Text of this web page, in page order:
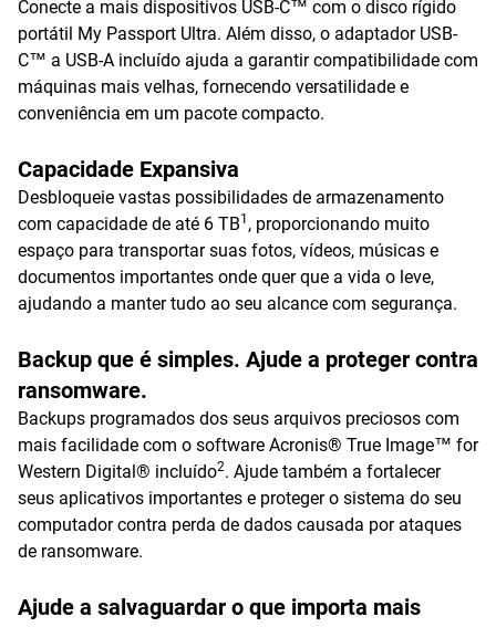
Conecte a mais dispositivos USB-C™ com o disco rígido
portátil My Passport Ultra. Além disso, o adaptador USB-
C™ a USB-A incluído ajuda a garantir compatibilidade com
máquinas mais velhas, fornecendo versatilidade e
conveniência em um pacote compacto.
Capacidade Expansiva
Desbloqueie vastas possibilidades de armazenamento
com capacidade de até 6 TB1 , proporcionando muito
espaço para transportar suas fotos, vídeos, músicas e
documentos importantes onde quer que a vida o leve,
ajudando a manter tudo ao seu alcance com segurança.
Backup que é simples. Ajude a proteger contra
ransomware.
Backups programados dos seus arquivos preciosos com
mais facilidade com o software Acronis® True Image™ for
Western Digital® incluído2. Ajude também a fortalecer
seus aplicativos importantes e proteger o sistema do seu
computador contra perda de dados causada por ataques
de ransomware.
Ajude a salvaguardar o que importa mais